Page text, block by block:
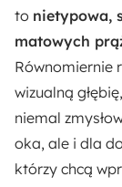
Długość:
80 cm
Kształt:
Okrągły
Materiał:
to nietypowa,
matowych
Równomiernie
wizualną
niemal
oka, ale i dla
którzy chcą